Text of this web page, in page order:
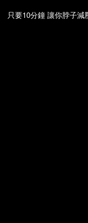
只要10分鐘 讓你脖子減